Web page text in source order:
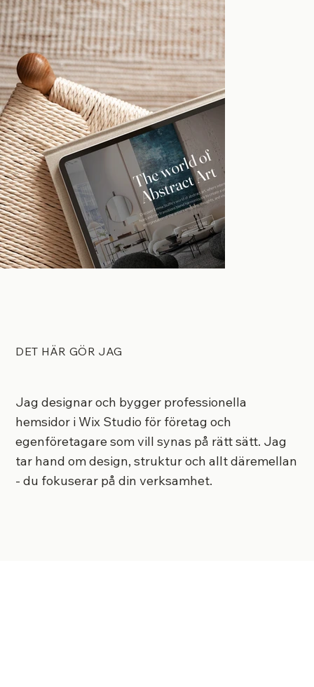
DET HÄR GÖR JAG
Jag designar och bygger professionella
hemsidor i Wix Studio för företag och
egenföretagare som vill synas på rätt sätt. Jag
tar hand om design, struktur och allt däremellan
- du fokuserar på din verksamhet.